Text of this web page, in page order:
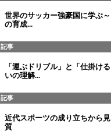
世界のサッカー強豪国に学ぶ
の育成...
記事
「運ぶドリブル」と「仕掛け
いの理解...
記事
近代スポーツの成り立ちから
質